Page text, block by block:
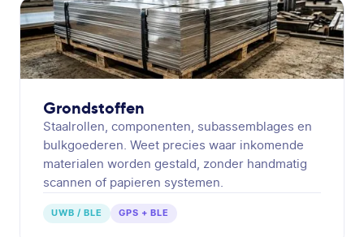
Grondstoffen
Staalrollen, componenten, subassemblages en
bulkgoederen. Weet precies waar inkomende
materialen worden gestald, zonder handmatig
scannen of papieren systemen.
UWB / BLE GPS + BLE